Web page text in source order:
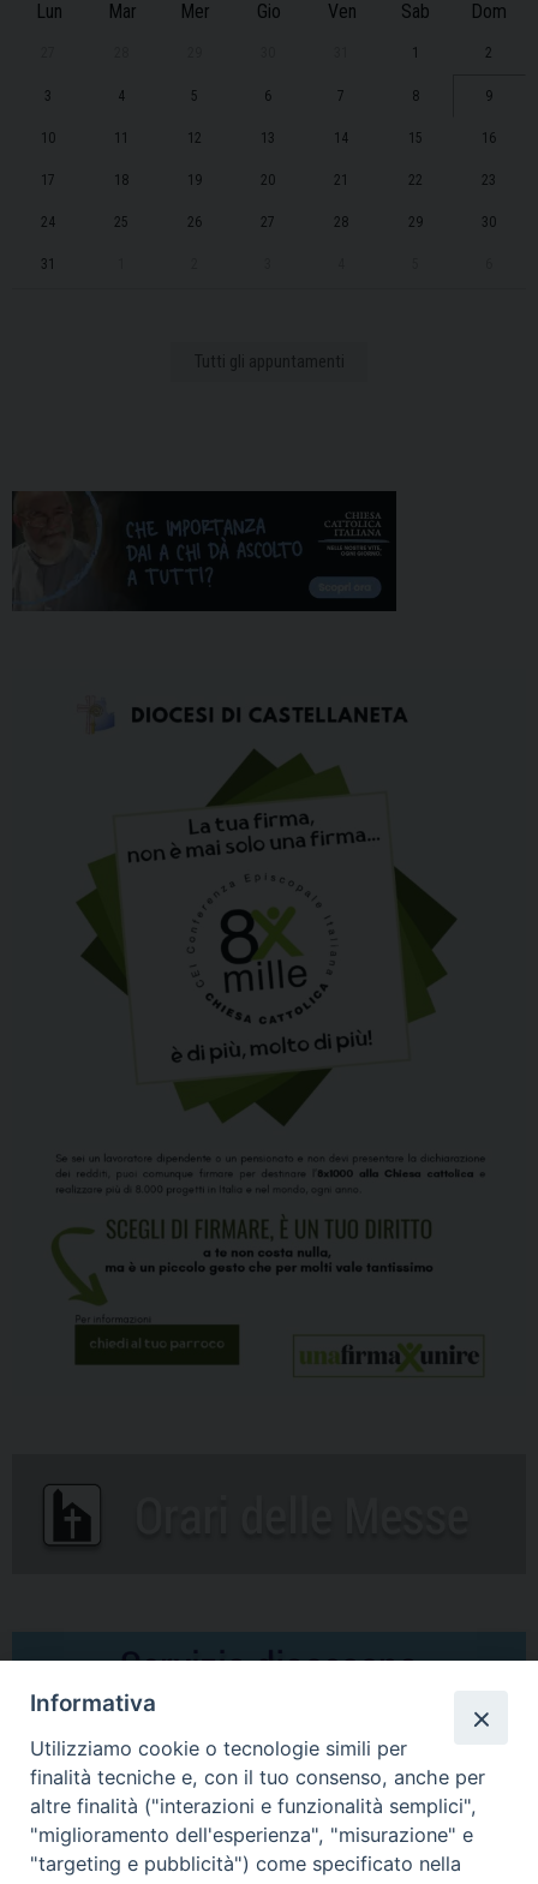
Lun Mar Mer Gio Ven Sab Dom
1 2
3 4 5 6 7 8 9
10 11 12 13 14 15 16
17 18 19 20 21 22 23
24 25 26 27 28 29 30
31
Tutti gli appuntamenti
Comunicati Stampa
Il cordoglio dei Vescovi di Puglia per la morte di S.E.R. Mons. Agostino
Informativa
Utilizziamo cookie o tecnologie simili per
finalità tecniche e, con il tuo consenso, anche per
altre finalità ("interazioni e funzionalità semplici",
"miglioramento dell'esperienza", "misurazione" e
"targeting e pubblicità") come specificato nella